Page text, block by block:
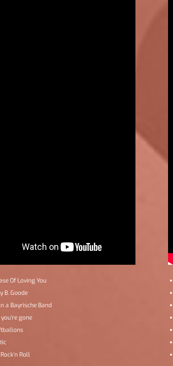
Of Loving You
B. Goode
a Bayrische Band
gone
Roll